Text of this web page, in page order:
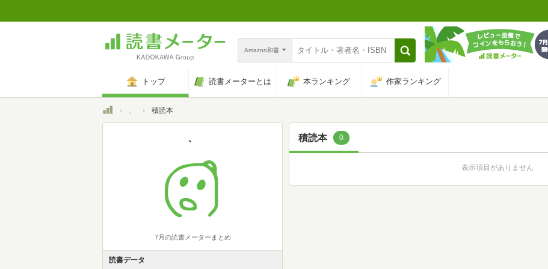
Amazon和書
トップ 読書メーターとは 本ランキング 作家ランキング
トップ 積読本
積読本 0
表示項目がありません
、
7月の読書メーターまとめ
読書データ